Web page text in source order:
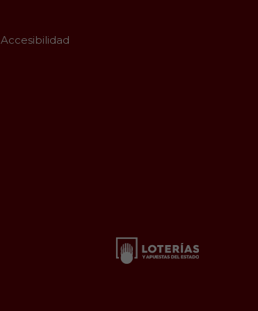
Accesibilidad